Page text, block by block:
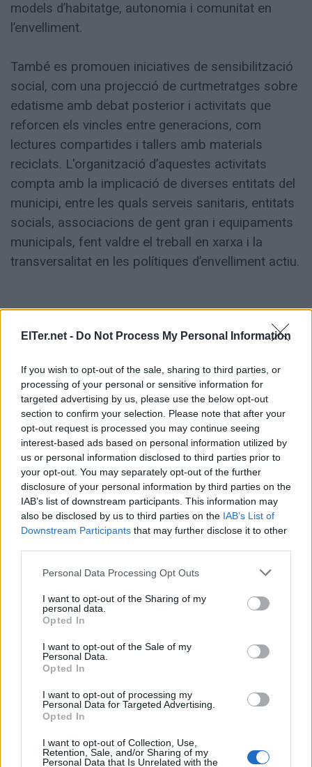
ElTer.net - Do Not Process My Personal Information
If you wish to opt-out of the sale, sharing to third parties, or
processing of your personal or sensitive information for
targeted advertising by us, please use the below opt-out
section to confirm your selection. Please note that after your
opt-out request is processed you may continue seeing
interest-based ads based on personal information utilized by
us or personal information disclosed to third parties prior to
your opt-out. You may separately opt-out of the further
disclosure of your personal information by third parties on the
IAB’s list of downstream participants. This information may
also be disclosed by us to third parties on the IAB’s List of
Downstream Participants that may further disclose it to other
Please note that this website/app uses one or more Google
not limited to your visit or usage behaviour. You may click to
grant or deny consent to Google and its third-party tags to
use your data for below specified purposes in below Google
consent section.
Personal Data Processing Opt Outs
I want to opt-out of the Sharing of my
personal data.
Opted In
I want to opt-out of the Sale of my
Personal Data.
Opted In
I want to opt-out of processing my
Personal Data for Targeted Advertising.
Opted In
I want to opt-out of Collection, Use,
Retention, Sale, and/or Sharing of my
Personal Data that Is Unrelated with the
models d’habitatge, autonomia i comunitat en
l’envelliment.
També es promouen iniciatives de sensibilització
social, com una projecció de curtmetratges sobre
edatisme amb debat posterior i activitats que
reforcen els vincles entre generacions, com
lectures compartides i tallers amb materials
reciclats. L'organització d’aquestes activitats
compta amb la implicació de diverses entitats del
municipi, entre les quals serveis sanitaris, entitats
socials, associacions de gent gran i equipaments
municipals, fent valdre el treball en xarxa i la
transversalitat en les polítiques d’envelliment actiu.